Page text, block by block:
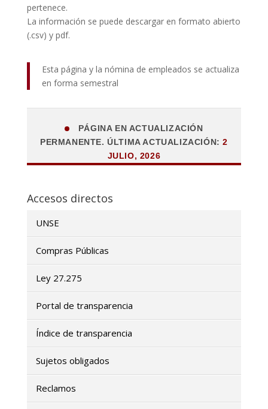
pertenece.
La información se puede descargar en formato abierto
(.csv) y pdf.
Esta página y la nómina de empleados se actualiza
en forma semestral
PÁGINA EN ACTUALIZACIÓN
PERMANENTE. ÚLTIMA ACTUALIZACIÓN:2
JULIO, 2026
Accesos directos
UNSE
Compras Públicas
Ley 27.275
Portal de transparencia
Índice de transparencia
Sujetos obligados
Reclamos